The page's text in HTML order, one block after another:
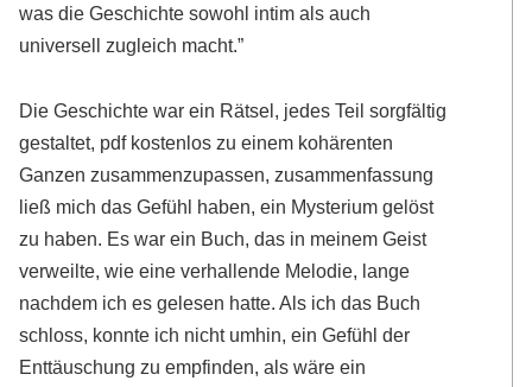
was die Geschichte sowohl intim als auch
universell zugleich macht.”
Die Geschichte war ein Rätsel, jedes Teil sorgfältig
gestaltet, pdf kostenlos zu einem kohärenten
Ganzen zusammenzupassen, zusammenfassung
ließ mich das Gefühl haben, ein Mysterium gelöst
zu haben. Es war ein Buch, das in meinem Geist
verweilte, wie eine verhallende Melodie, lange
nachdem ich es gelesen hatte. Als ich das Buch
schloss, konnte ich nicht umhin, ein Gefühl der
Enttäuschung zu empfinden, als wäre ein